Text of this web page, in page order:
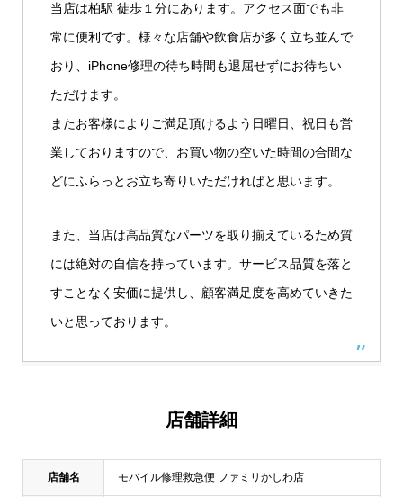
当店は柏駅 徒歩１分にあります。アクセス面でも非
常に便利です。様々な店舗や飲食店が多く立ち並んで
おり、iPhone修理の待ち時間も退屈せずにお待ちい
ただけます。
またお客様によりご満足頂けるよう日曜日、祝日も営
業しておりますので、お買い物の空いた時間の合間な
どにふらっとお立ち寄りいただければと思います。
また、当店は高品質なパーツを取り揃えているため質
には絶対の自信を持っています。サービス品質を落と
すことなく安価に提供し、顧客満足度を高めていきた
いと思っております。
店舗詳細
店舗名 モバイル修理救急便 ファミリかしわ店